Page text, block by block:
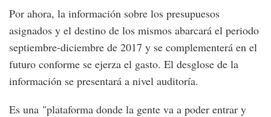
Por ahora, la información sobre los presupuesos
asignados y el destino de los mismos abarcará el periodo
septiembre-diciembre de 2017 y se complementerá en el
futuro conforme se ejerza el gasto. El desglose de la
información se presentará a nivel auditoría.
Es una "plataforma donde la gente va a poder entrar y